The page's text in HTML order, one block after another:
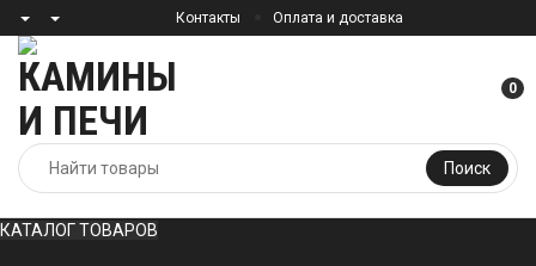
Контакты Оплата и доставка
Поиск
0
КАТАЛОГ ТОВАРОВ